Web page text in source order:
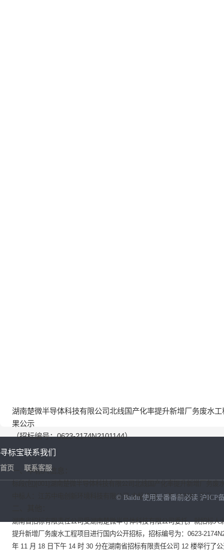
湖南楚微半导体科技有限公司北线国产化率提升新增厂务废水
果公示
（招标编号：0623-2174N2101144）
一、中标人信息：
中标人：江苏中电创新环境科技有限公司 中标价格：475.487055 万元
湖南省招标有限责任公司受湖南楚微半导体科技有限公司委托，就招标人
提升新增厂务废水工程项目进行国内公开招标，招标编号为： 0623-
年 11 月 18 日下午 14 时 30 分在湖南省招标有限责任公司 12 楼举行了
寻标宝
首页
联系我们
联系客服
© Baidu 使用爱番番前必读 沪ICP